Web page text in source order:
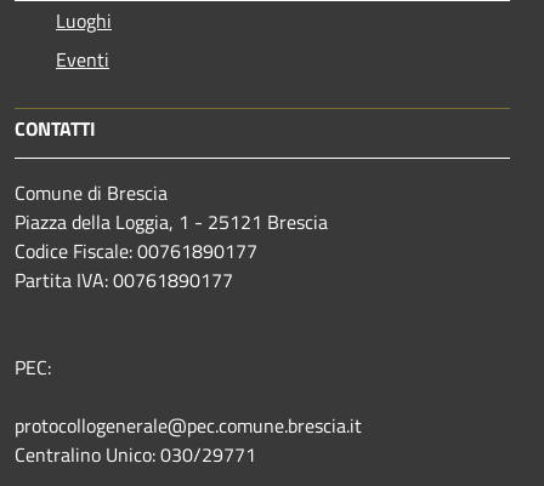
Luoghi
Eventi
CONTATTI
Comune di Brescia
Piazza della Loggia, 1 - 25121 Brescia
Codice Fiscale: 00761890177
Partita IVA: 00761890177
PEC:
protocollogenerale@pec.comune.brescia.it
Centralino Unico: 030/29771